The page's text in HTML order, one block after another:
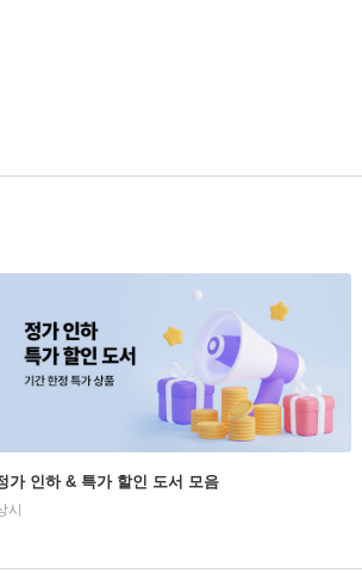
가 인하 & 특가 할인 도서 모음
시